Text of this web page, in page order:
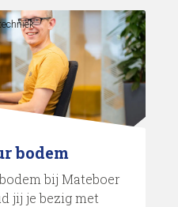
bodem
bij Mateboer
jij je bezig met